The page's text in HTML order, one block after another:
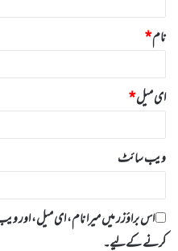
نام*
ای میل*
ویب‌ سائٹ
اس براؤزر میں میرا نام، ای میل، اور
کرنے کےلیے۔